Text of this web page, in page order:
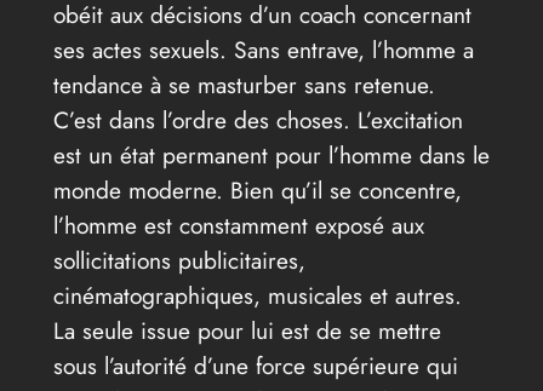
obéit aux décisions d’un coach concernant
ses actes sexuels. Sans entrave, l’homme a
tendance à se masturber sans retenue.
C’est dans l’ordre des choses. L’excitation
est un état permanent pour l’homme dans le
monde moderne. Bien qu’il se concentre,
l’homme est constamment exposé aux
sollicitations publicitaires,
cinématographiques, musicales et autres.
La seule issue pour lui est de se mettre
sous l’autorité d’une force supérieure qui